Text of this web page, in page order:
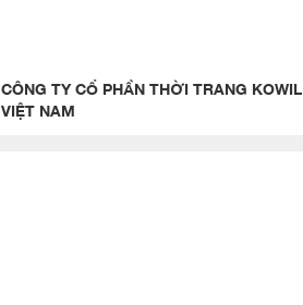
CÔNG TY CỔ PHẦN THỜI TRANG KOWIL
VIỆT NAM